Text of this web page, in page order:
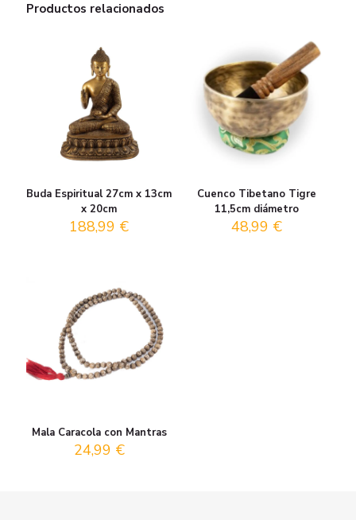
Productos relacionados
Buda Espiritual 27cm x 13cm
x 20cm
188,99 €
Cuenco Tibetano Tigre
11,5cm diámetro
48,99 €
Mala Caracola con Mantras
24,99 €